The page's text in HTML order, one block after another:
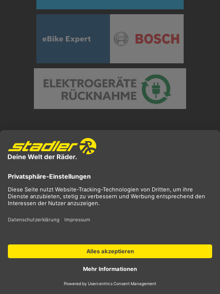
** ehemaliger UVP
*** Preis entspricht unserem Markteinführungspreis
der aktuellen Saison